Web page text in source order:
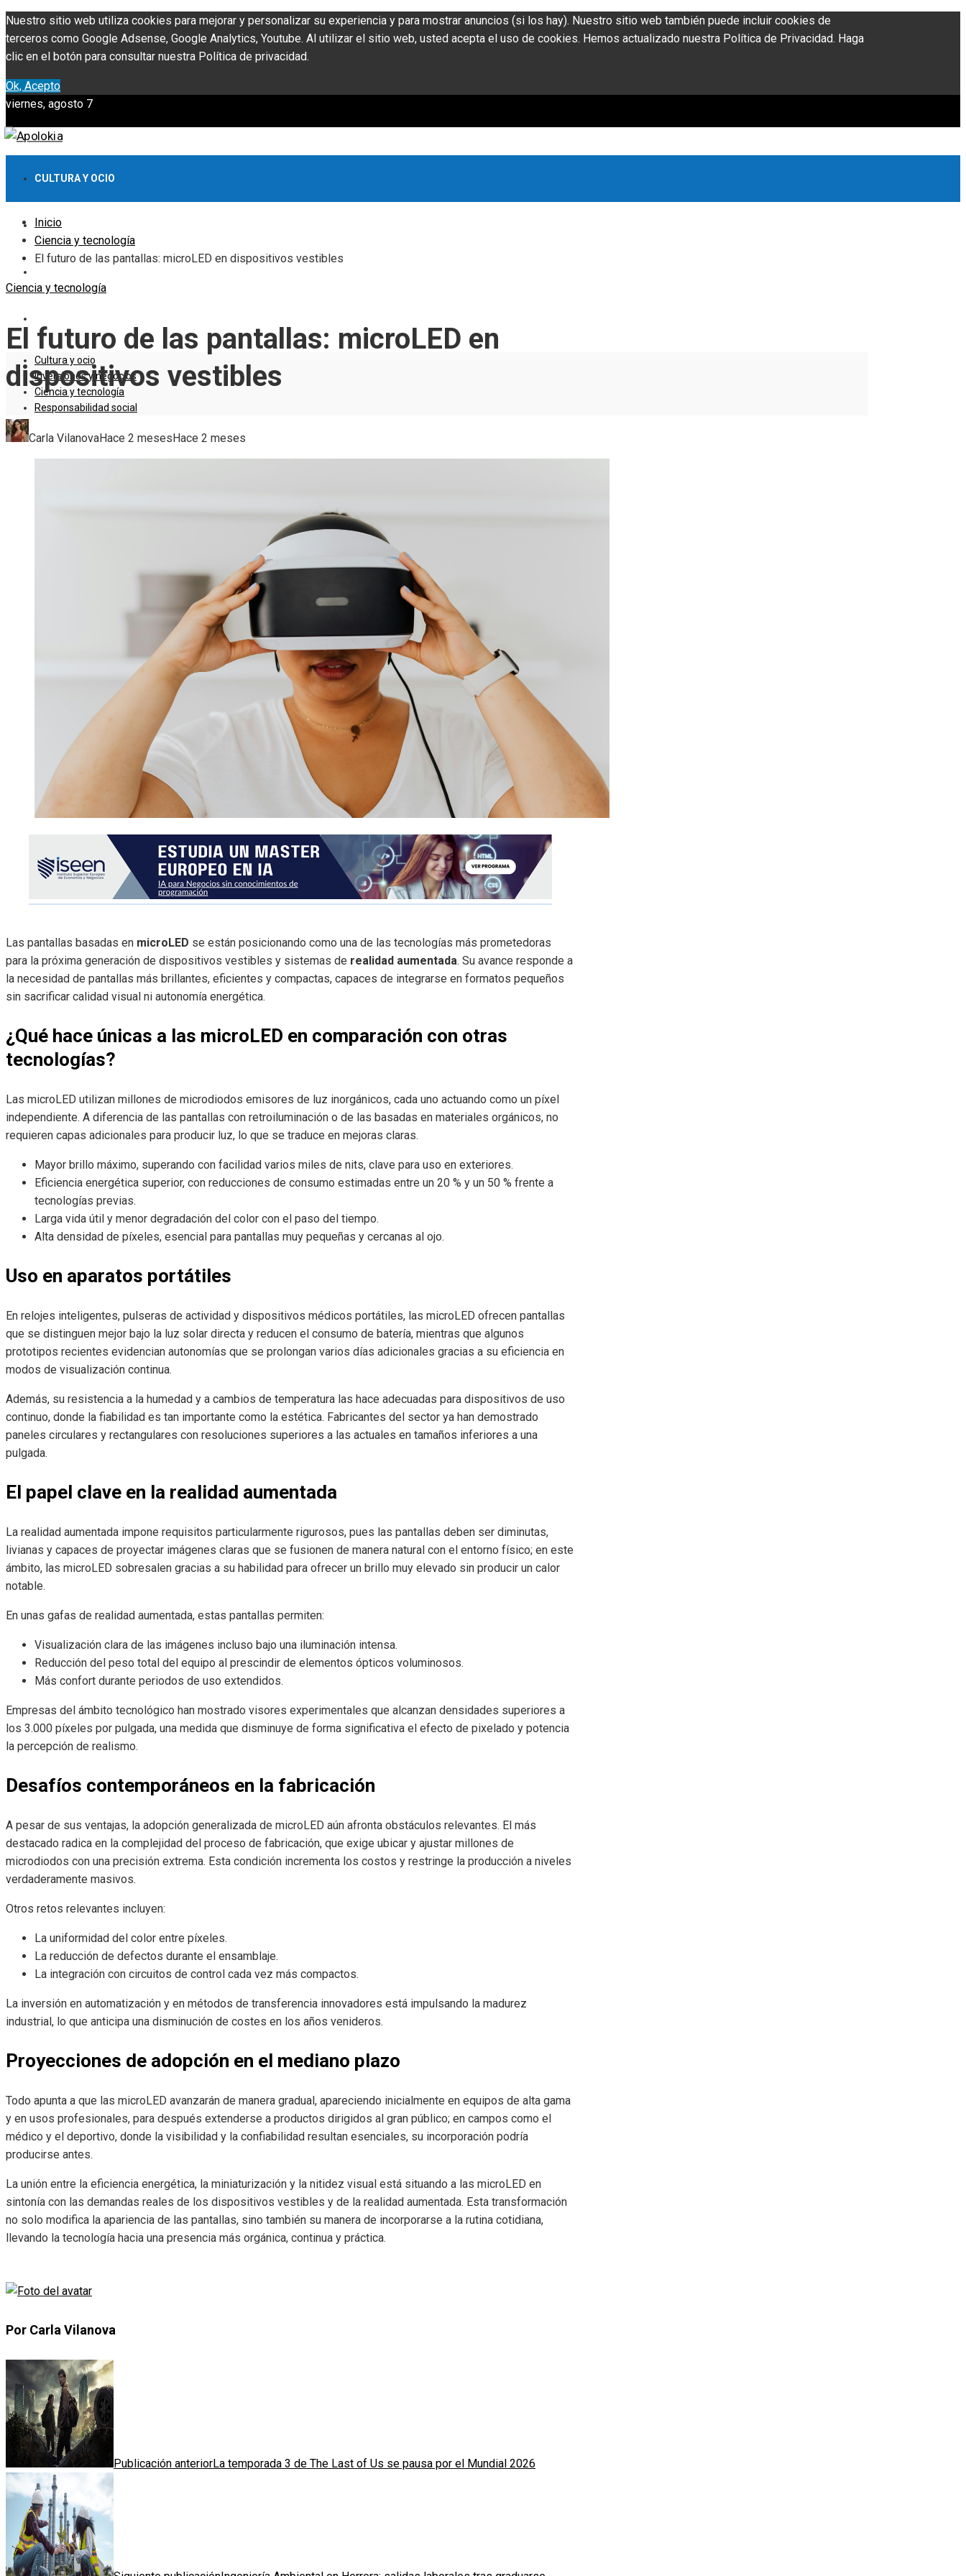
Nuestro sitio web utiliza cookies para mejorar y personalizar su experiencia y para mostrar anuncios (si los hay). Nuestro sitio web también puede incluir cookies de
terceros como Google Adsense, Google Analytics, Youtube. Al utilizar el sitio web, usted acepta el uso de cookies. Hemos actualizado nuestra Política de Privacidad. Haga
clic en el botón para consultar nuestra Política de privacidad.
Ok, Acepto
viernes, agosto 7
CULTURA Y OCIO
INVERSIONES Y NEGOCIOS
Cultura y ocio
Inversiones y negocios
Ciencia y tecnología
Responsabilidad social
Inicio
Ciencia y tecnología
El futuro de las pantallas: microLED en dispositivos vestibles
Ciencia y tecnología
El futuro de las pantallas: microLED en
dispositivos vestibles
Carla VilanovaHace 2 meses Hace 2 meses
Las pantallas basadas en microLED se están posicionando como una de las tecnologías más prometedoras
para la próxima generación de dispositivos vestibles y sistemas de realidad aumentada. Su avance responde a
la necesidad de pantallas más brillantes, eficientes y compactas, capaces de integrarse en formatos pequeños
sin sacrificar calidad visual ni autonomía energética.
¿Qué hace únicas a las microLED en comparación con otras
tecnologías?
Las microLED utilizan millones de microdiodos emisores de luz inorgánicos, cada uno actuando como un píxel
independiente. A diferencia de las pantallas con retroiluminación o de las basadas en materiales orgánicos, no
requieren capas adicionales para producir luz, lo que se traduce en mejoras claras.
Mayor brillo máximo, superando con facilidad varios miles de nits, clave para uso en exteriores.
Eficiencia energética superior, con reducciones de consumo estimadas entre un 20 % y un 50 % frente a
tecnologías previas.
Larga vida útil y menor degradación del color con el paso del tiempo.
Alta densidad de píxeles, esencial para pantallas muy pequeñas y cercanas al ojo.
Uso en aparatos portátiles
En relojes inteligentes, pulseras de actividad y dispositivos médicos portátiles, las microLED ofrecen pantallas
que se distinguen mejor bajo la luz solar directa y reducen el consumo de batería, mientras que algunos
prototipos recientes evidencian autonomías que se prolongan varios días adicionales gracias a su eficiencia en
modos de visualización continua.
Además, su resistencia a la humedad y a cambios de temperatura las hace adecuadas para dispositivos de uso
continuo, donde la fiabilidad es tan importante como la estética. Fabricantes del sector ya han demostrado
paneles circulares y rectangulares con resoluciones superiores a las actuales en tamaños inferiores a una
pulgada.
El papel clave en la realidad aumentada
La realidad aumentada impone requisitos particularmente rigurosos, pues las pantallas deben ser diminutas,
livianas y capaces de proyectar imágenes claras que se fusionen de manera natural con el entorno físico; en este
ámbito, las microLED sobresalen gracias a su habilidad para ofrecer un brillo muy elevado sin producir un calor
notable.
En unas gafas de realidad aumentada, estas pantallas permiten:
Visualización clara de las imágenes incluso bajo una iluminación intensa.
Reducción del peso total del equipo al prescindir de elementos ópticos voluminosos.
Más confort durante periodos de uso extendidos.
Empresas del ámbito tecnológico han mostrado visores experimentales que alcanzan densidades superiores a
los 3.000 píxeles por pulgada, una medida que disminuye de forma significativa el efecto de pixelado y potencia
la percepción de realismo.
Desafíos contemporáneos en la fabricación
A pesar de sus ventajas, la adopción generalizada de microLED aún afronta obstáculos relevantes. El más
destacado radica en la complejidad del proceso de fabricación, que exige ubicar y ajustar millones de
microdiodos con una precisión extrema. Esta condición incrementa los costos y restringe la producción a niveles
verdaderamente masivos.
Otros retos relevantes incluyen:
La uniformidad del color entre píxeles.
La reducción de defectos durante el ensamblaje.
La integración con circuitos de control cada vez más compactos.
La inversión en automatización y en métodos de transferencia innovadores está impulsando la madurez
industrial, lo que anticipa una disminución de costes en los años venideros.
Proyecciones de adopción en el mediano plazo
Todo apunta a que las microLED avanzarán de manera gradual, apareciendo inicialmente en equipos de alta gama
y en usos profesionales, para después extenderse a productos dirigidos al gran público; en campos como el
médico y el deportivo, donde la visibilidad y la confiabilidad resultan esenciales, su incorporación podría
producirse antes.
La unión entre la eficiencia energética, la miniaturización y la nitidez visual está situando a las microLED en
sintonía con las demandas reales de los dispositivos vestibles y de la realidad aumentada. Esta transformación
no solo modifica la apariencia de las pantallas, sino también su manera de incorporarse a la rutina cotidiana,
llevando la tecnología hacia una presencia más orgánica, continua y práctica.
Por Carla Vilanova
Publicación anteriorLa temporada 3 de The Last of Us se pausa por el Mundial 2026